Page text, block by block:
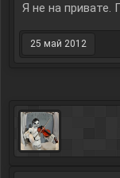
Я не на привате.
25 май 2012